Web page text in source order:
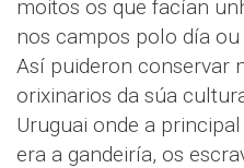
moitos os que facían
nos campos polo día
Así puideron conservar
orixinarios da súa
Uruguai onde a
era a gandeiría, os